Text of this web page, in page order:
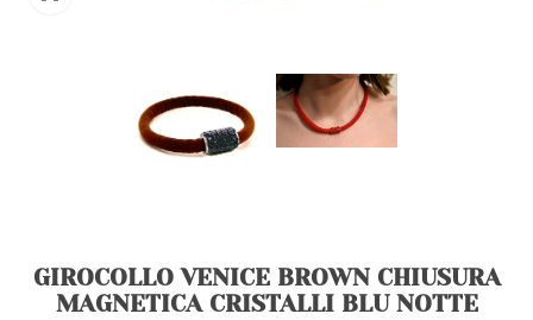
GIROCOLLO VENICE BROWN CHIUSURA
MAGNETICA CRISTALLI BLU NOTTE